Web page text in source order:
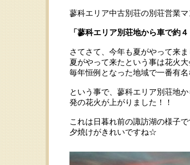
蓼科エリア中古別荘の別荘営業
「蓼科エリア別荘地から車で約
さてさて、今年も夏がやって来ま
夏がやって来たという事は花火大
毎年恒例となった地域で一番有
という事で、蓼科エリア別荘地
発の花火が上がりました！！
これは日暮れ前の諏訪湖の様子で
夕焼けがきれいですね☆